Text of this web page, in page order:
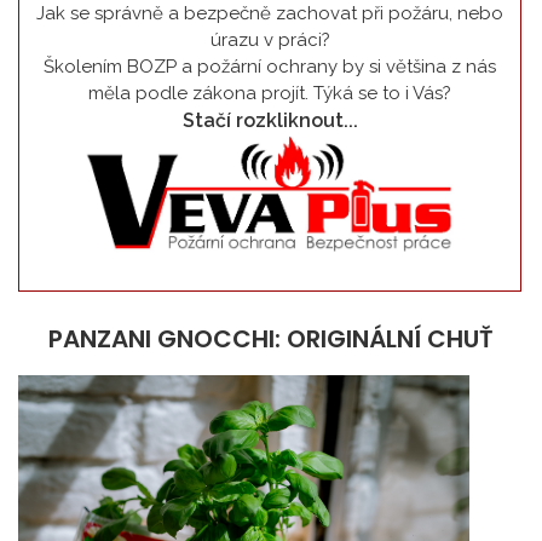
Jak se správně a bezpečně zachovat při požáru, nebo
úrazu v práci?
Školením BOZP a požární ochrany by si většina z nás
měla podle zákona projít. Týká se to i Vás?
Stačí rozkliknout...
PANZANI GNOCCHI: ORIGINÁLNÍ CHUŤ